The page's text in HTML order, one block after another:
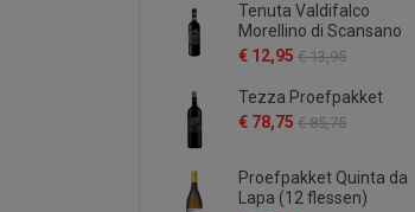
Tenuta Valdifalco
Morellino di Scansano
€ 12,95 € 13,95
Tezza Proefpakket
€ 78,75 € 85,75
Proefpakket Quinta da
Lapa (12 flessen)